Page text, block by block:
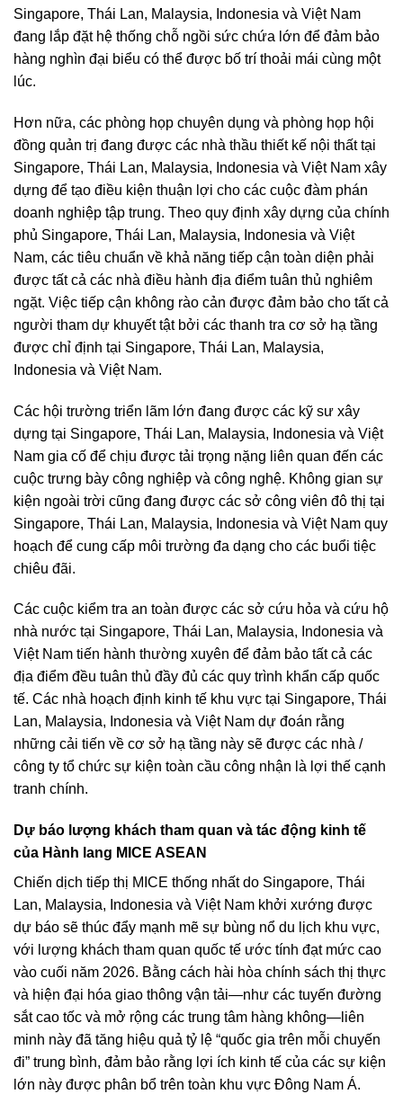
Singapore, Thái Lan, Malaysia, Indonesia và Việt Nam
đang lắp đặt hệ thống chỗ ngồi sức chứa lớn để đảm bảo
hàng nghìn đại biểu có thể được bố trí thoải mái cùng một
lúc.
Hơn nữa, các phòng họp chuyên dụng và phòng họp hội
đồng quản trị đang được các nhà thầu thiết kế nội thất tại
Singapore, Thái Lan, Malaysia, Indonesia và Việt Nam xây
dựng để tạo điều kiện thuận lợi cho các cuộc đàm phán
doanh nghiệp tập trung. Theo quy định xây dựng của chính
phủ Singapore, Thái Lan, Malaysia, Indonesia và Việt
Nam, các tiêu chuẩn về khả năng tiếp cận toàn diện phải
được tất cả các nhà điều hành địa điểm tuân thủ nghiêm
ngặt. Việc tiếp cận không rào cản được đảm bảo cho tất cả
người tham dự khuyết tật bởi các thanh tra cơ sở hạ tầng
được chỉ định tại Singapore, Thái Lan, Malaysia,
Indonesia và Việt Nam.
Các hội trường triển lãm lớn đang được các kỹ sư xây
dựng tại Singapore, Thái Lan, Malaysia, Indonesia và Việt
Nam gia cố để chịu được tải trọng nặng liên quan đến các
cuộc trưng bày công nghiệp và công nghệ. Không gian sự
kiện ngoài trời cũng đang được các sở công viên đô thị tại
Singapore, Thái Lan, Malaysia, Indonesia và Việt Nam quy
hoạch để cung cấp môi trường đa dạng cho các buổi tiệc
chiêu đãi.
Các cuộc kiểm tra an toàn được các sở cứu hỏa và cứu hộ
nhà nước tại Singapore, Thái Lan, Malaysia, Indonesia và
Việt Nam tiến hành thường xuyên để đảm bảo tất cả các
địa điểm đều tuân thủ đầy đủ các quy trình khẩn cấp quốc
tế. Các nhà hoạch định kinh tế khu vực tại Singapore, Thái
Lan, Malaysia, Indonesia và Việt Nam dự đoán rằng
những cải tiến về cơ sở hạ tầng này sẽ được các nhà /
công ty tổ chức sự kiện toàn cầu công nhận là lợi thế cạnh
tranh chính.
Dự báo lượng khách tham quan và tác động kinh tế
của Hành lang MICE ASEAN
Chiến dịch tiếp thị MICE thống nhất do Singapore, Thái
Lan, Malaysia, Indonesia và Việt Nam khởi xướng được
dự báo sẽ thúc đẩy mạnh mẽ sự bùng nổ du lịch khu vực,
với lượng khách tham quan quốc tế ước tính đạt mức cao
vào cuối năm 2026. Bằng cách hài hòa chính sách thị thực
và hiện đại hóa giao thông vận tải—như các tuyến đường
sắt cao tốc và mở rộng các trung tâm hàng không—liên
minh này đã tăng hiệu quả tỷ lệ “quốc gia trên mỗi chuyến
đi” trung bình, đảm bảo rằng lợi ích kinh tế của các sự kiện
lớn này được phân bổ trên toàn khu vực Đông Nam Á.